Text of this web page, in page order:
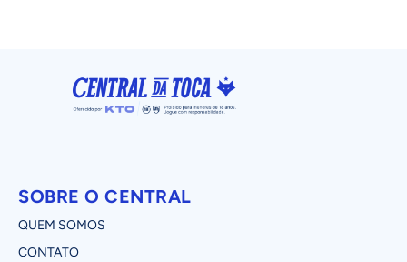
SOBRE O CENTRAL
QUEM SOMOS
CONTATO